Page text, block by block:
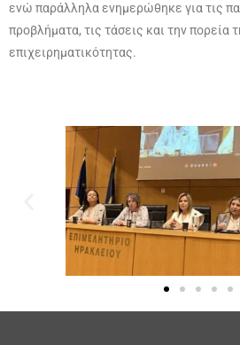
ενώ παράλληλα ενημερώθηκε για τις
προβλήματα, τις τάσεις και την πορεία
επιχειρηματικότητας.